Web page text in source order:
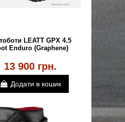
LEATT GPX 4.5
Enduro (Graphene)
13 900 грн.
Додати в кошик